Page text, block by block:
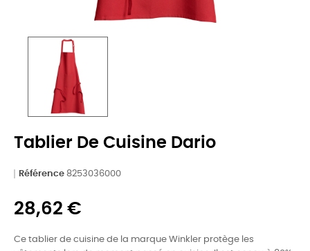
Tablier De Cuisine Dario
Référence 8253036000
28,62 €
Ce tablier de cuisine de la marque Winkler protège les